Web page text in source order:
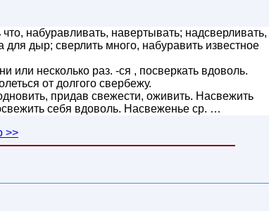
набуравливать, навертывать; надсверливать,
для дыр; сверлить много, набуравить известное
или несколько раз. -ся , посверкать вдоволь.
от долгого свербежу.
придав свежести, оживить. Насвежить
себя вдоволь. Насвеженье ср. …
>>